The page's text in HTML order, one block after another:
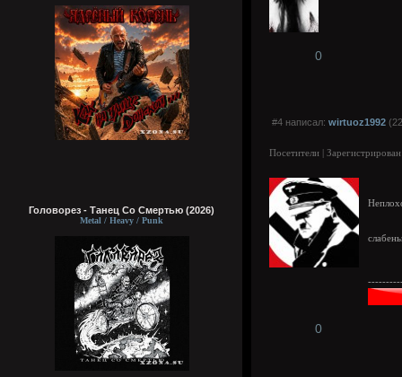
Головорез - Tанец Со Смертью (2026)
Metal / Heavy / Punk
0
#4 написал: wirtuoz1992
Посетители |
0